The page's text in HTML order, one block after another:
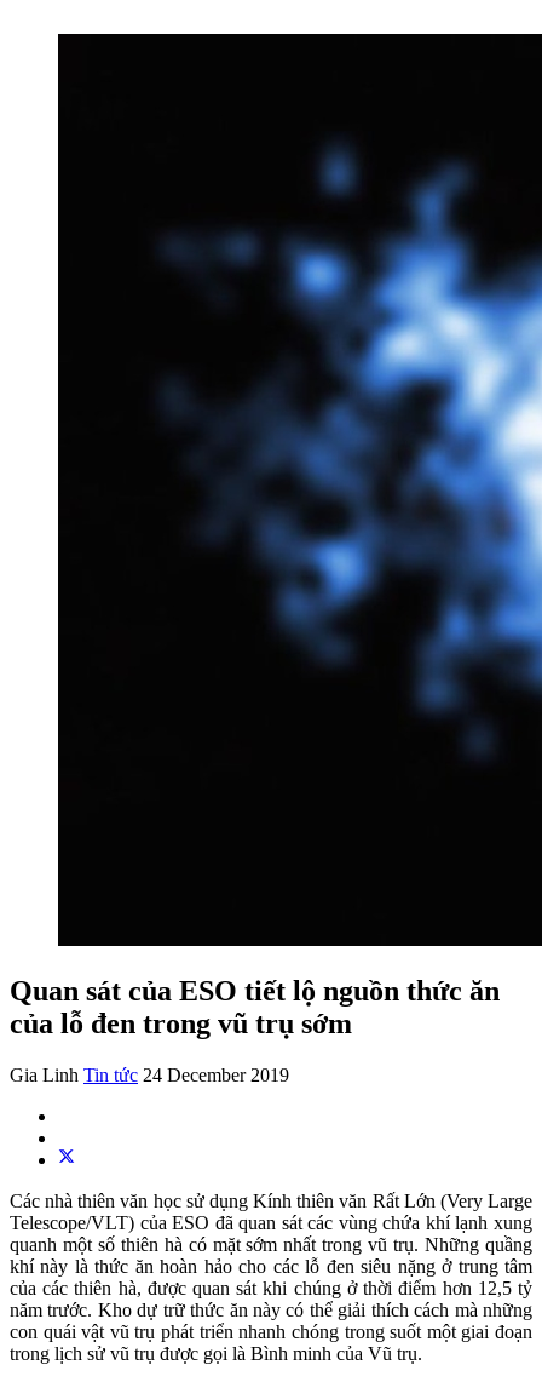
Quan sát của ESO tiết lộ nguồn thức ăn
của lỗ đen trong vũ trụ sớm
Gia Linh Tin tức 24 December 2019
Các nhà thiên văn học sử dụng Kính thiên văn Rất Lớn (Very Large
Telescope/VLT) của ESO đã quan sát các vùng chứa khí lạnh xung
quanh một số thiên hà có mặt sớm nhất trong vũ trụ. Những quầng
khí này là thức ăn hoàn hảo cho các lỗ đen siêu nặng ở trung tâm
của các thiên hà, được quan sát khi chúng ở thời điểm hơn 12,5 tỷ
năm trước. Kho dự trữ thức ăn này có thể giải thích cách mà những
con quái vật vũ trụ phát triển nhanh chóng trong suốt một giai đoạn
trong lịch sử vũ trụ được gọi là Bình minh của Vũ trụ.